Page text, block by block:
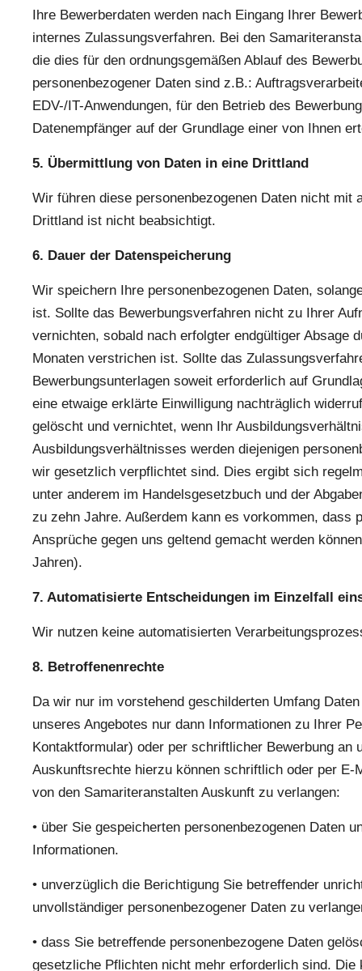
Ihre Bewerberdaten werden nach Eingang Ihrer
internes Zulassungsverfahren. Bei den
die dies für den ordnungsgemäßen Ablauf des
personenbezogener Daten sind z.B.:
EDV-/IT-Anwendungen, für den Betrieb des
Datenempfänger auf der Grundlage einer von Ihnen
5. Übermittlung von Daten in eine Drittland
Wir führen diese personenbezogenen Daten nicht mit
Drittland ist nicht beabsichtigt.
6. Dauer der Datenspeicherung
Wir speichern Ihre personenbezogenen Daten,
ist. Sollte das Bewerbungsverfahren nicht zu Ihrer
vernichten, sobald nach erfolgter endgültiger Absage
Monaten verstrichen ist. Sollte das
Bewerbungsunterlagen soweit erforderlich auf
eine etwaige erklärte Einwilligung nachträglich
gelöscht und vernichtet, wenn Ihr
Ausbildungsverhältnisses werden diejenigen
wir gesetzlich verpflichtet sind. Dies ergibt sich
unter anderem im Handelsgesetzbuch und der
zu zehn Jahre. Außerdem kann es vorkommen, dass
Ansprüche gegen uns geltend gemacht werden
Jahren).
7. Automatisierte Entscheidungen im Einzelfall
Wir nutzen keine automatisierten
8. Betroffenenrechte
Da wir nur im vorstehend geschilderten Umfang
unseres Angebotes nur dann Informationen zu Ihrer
Kontaktformular) oder per schriftlicher Bewerbung an
Auskunftsrechte hierzu können schriftlich oder per E-
von den Samariteranstalten Auskunft zu verlangen:
• über Sie gespeicherten personenbezogenen Daten
Informationen.
• unverzüglich die Berichtigung Sie betreffender
unvollständiger personenbezogener Daten zu
• dass Sie betreffende personenbezogene Daten
gesetzliche Pflichten nicht mehr erforderlich sind.